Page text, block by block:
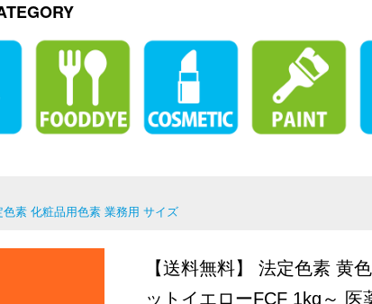
色素 化粧品用色素 業務用 サイズ
【送料無料】 法定色素 黄
ットイエローFCF 1kg～ 医